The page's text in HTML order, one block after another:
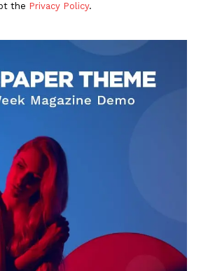
DOWNLOAD NOW
1
the Privacy Policy.